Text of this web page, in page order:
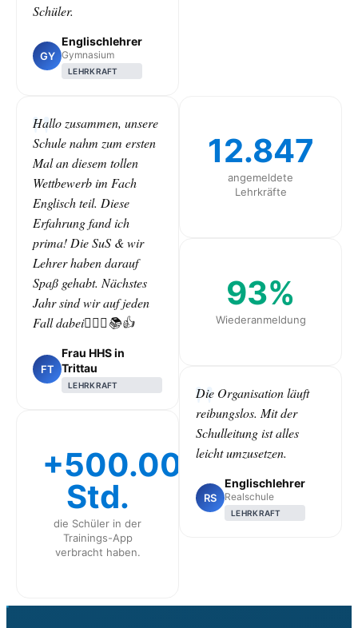
Schüler.
GY
Englischlehrer
Gymnasium
LEHRKRAFT
Hallo zusammen, unsere
Schule nahm zum ersten
Mal an diesem tollen
Wettbewerb im Fach
Englisch teil. Diese
Erfahrung fand ich
prima! Die SuS & wir
Lehrer haben darauf
Spaß gehabt. Nächstes
Jahr sind wir auf jeden
Fall dabei🙋🏻‍♀️📚👍
FT
Frau HHS in
Trittau
LEHRKRAFT
+500.000
Std.
die Schüler in der
Trainings-App
verbracht haben.
12.847
angemeldete
Lehrkräfte
93%
Wiederanmeldung
Die Organisation läuft
reibungslos. Mit der
Schulleitung ist alles
leicht umzusetzen.
RS
Englischlehrer
Realschule
LEHRKRAFT